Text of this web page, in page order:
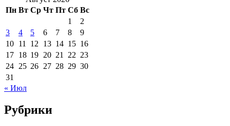
Пн Вт Ср Чт Пт Сб Вс
1
2
3
4 5 6 7 8
9
10 11 12 13 14 15 16
17 18 19 20 21 22 23
24 25 26 27 28 29 30
31
« Июл
Рубрики